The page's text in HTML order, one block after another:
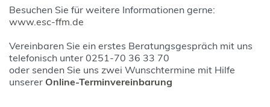
Besuchen Sie für weitere Informationen gerne:
www.esc-ffm.de
Vereinbaren Sie ein erstes Beratungsgespräch mit uns
telefonisch unter 0251-70 36 33 70
oder senden Sie uns zwei Wunschtermine mit Hilfe
unserer Online-Terminvereinbarung